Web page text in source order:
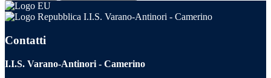
I.I.S. Varano-Antinori - Camerino
Contatti
I.I.S. Varano-Antinori - Camerino